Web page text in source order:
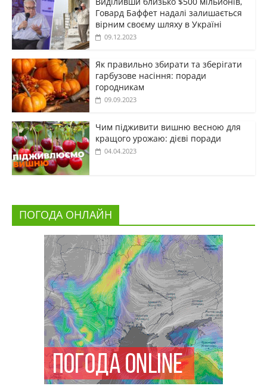
Говард Баффет надалі залишається
вірним своєму шляху в Україні
09.12.2023
Як правильно збирати та зберігати
гарбузове насіння: поради
городникам
09.09.2023
Чим підживити вишню весною для
кращого урожаю: дієві поради
04.04.2023
ПОГОДА ОНЛАЙН